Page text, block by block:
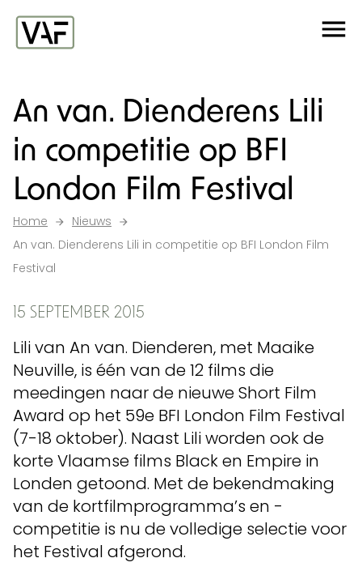
Ga verder naar de inhoud
An van. Dienderens Lili
in competitie op BFI
London Film Festival
Home
Nieuws
An van. Dienderens Lili in competitie op BFI London Film
Festival
15 SEPTEMBER 2015
Lili van An van. Dienderen, met Maaike
Neuville, is één van de 12 films die
meedingen naar de nieuwe Short Film
Award op het 59e BFI London Film Festival
(7-18 oktober). Naast Lili worden ook de
korte Vlaamse films Black en Empire in
Londen getoond. Met de bekendmaking
van de kortfilmprogramma’s en -
competitie is nu de volledige selectie voor
het Festival afgerond.